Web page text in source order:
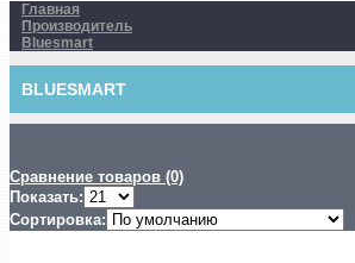
Главная
Производитель
Bluesmart
BLUESMART
Сравнение товаров (0)
Показать:
Сортировка: